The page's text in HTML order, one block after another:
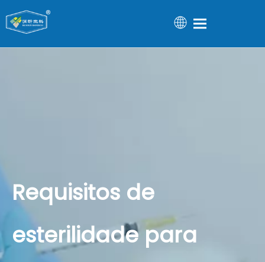
Requisitos de
esterilidade para